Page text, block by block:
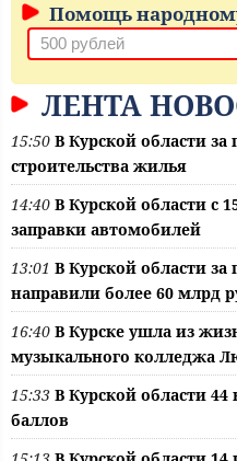
Помощь
ЛЕНТА
15:50 В Курской области
строительства жилья
14:40 В Курской области с
заправки автомобилей
13:01 В Курской области
направили более 60 млрд
16:40 В Курске ушла из
музыкального колледжа
15:33 В Курской области
баллов